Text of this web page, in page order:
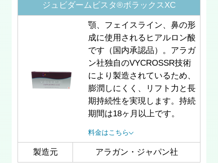
ジュビダームビスタ®ボラックスXC
顎、フェイスライン、鼻の形
成に使用されるヒアルロン酸
です（国内承認品）。アラガ
ン社独自のVYCROSSR技術
により製造されているため、
膨潤しにくく、リフト力と長
期持続性を実現します。持続
期間は18ヶ月以上です。
料金はこちら
製造元 アラガン・ジャパン社